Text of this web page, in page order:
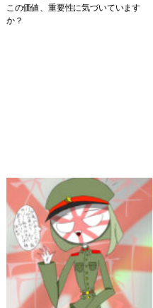
この価値、重要性に気づいています
か？